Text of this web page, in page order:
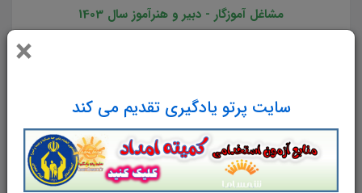
×
سایت پرتو یادگیری تقدیم می کند
مشاغل آموزگار - دبیر و هنرآموز سال 1403
لینک دانلود
تست کتاب راهنما معلم فلسفه 2